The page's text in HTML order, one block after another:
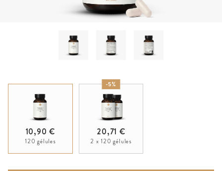
10,90 €
120 gélules
-5%
20,71 €
2 x 120 gélules